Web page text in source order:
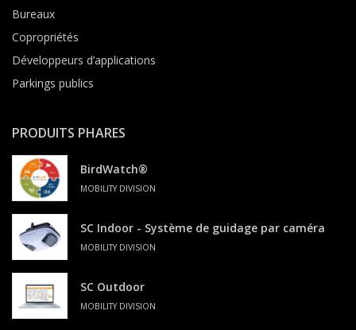
Bureaux
Copropriétés
Développeurs d’applications
Parkings publics
PRODUITS PHARES
BirdWatch®
MOBILITY DIVISION
SC Indoor - Système de guidage par caméra
MOBILITY DIVISION
SC Outdoor
MOBILITY DIVISION